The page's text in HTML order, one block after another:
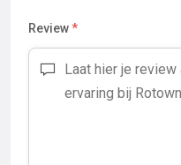
Review*